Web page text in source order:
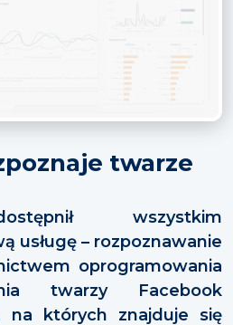
twarze
wszystkim
usługę – rozpoznawanie
oprogramowania
twarzy Facebook
na których znajduje się